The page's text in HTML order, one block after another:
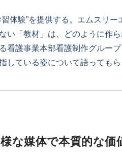
体験”を提供する。エムスリー
い「教材」は、どのように作
看護事業本部看護制作グルー
している姿について語ってもら
な媒体で本質的な価